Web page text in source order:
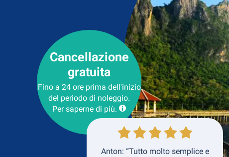
Inserire il luogo del noleggio
Luogo di ritorno
Cancellazione
gratuita
Fino a 24 ore prima dell'inizio
del periodo di noleggio.
Per saperne di più.
Anton: “Tutto molto semplice e